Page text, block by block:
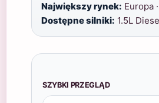
Największy rynek: Europa ·
Dostępne silniki: 1.5L
SZYBKI PRZEGLĄD